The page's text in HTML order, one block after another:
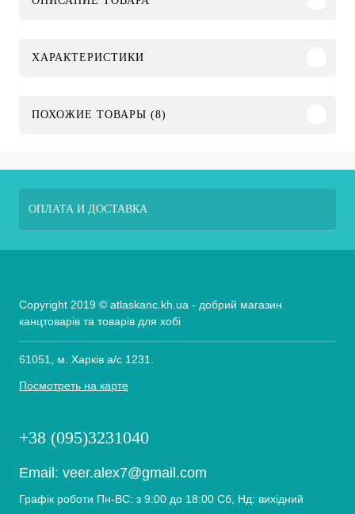
ХАРАКТЕРИСТИКИ
ПОХОЖИЕ ТОВАРЫ (8)
ОПЛАТА И ДОСТАВКА
Copyright 2019 © atlaskanc.kh.ua - добрий магазин
канцтоварів та товарів для хобі
61051, м. Харків а/с 1231.
Посмотреть на карте
+38 (095)3231040
Email: veer.alex7@gmail.com
Графік роботи Пн-ВС: з 9:00 до 18:00 Сб, Нд: вихідний